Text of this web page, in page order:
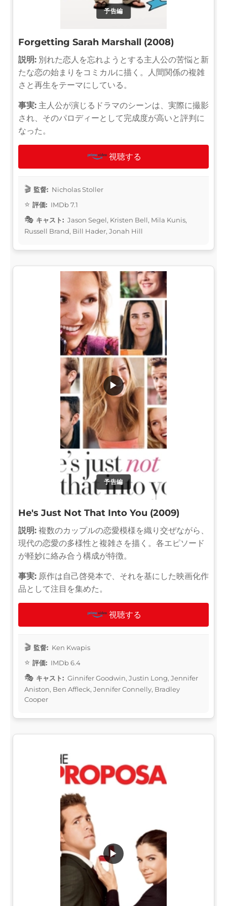
予告編
Forgetting Sarah Marshall (2008)
説明: 別れた恋人を忘れようとする主人公の苦悩と新
たな恋の始まりをコミカルに描く。人間関係の複雑
さと再生をテーマにしている。
事実: 主人公が演じるドラマのシーンは、実際に撮影
され、そのパロディーとして完成度が高いと評判に
なった。
視聴する
監督: Nicholas Stoller
評価: IMDb 7.1
キャスト: Jason Segel, Kristen Bell, Mila Kunis,
Russell Brand, Bill Hader, Jonah Hill
予告編
▶
He's Just Not That Into You (2009)
説明: 複数のカップルの恋愛模様を織り交ぜながら、
現代の恋愛の多様性と複雑さを描く。各エピソード
が軽妙に絡み合う構成が特徴。
事実: 原作は自己啓発本で、それを基にした映画化作
品として注目を集めた。
視聴する
監督: Ken Kwapis
評価: IMDb 6.4
キャスト: Ginnifer Goodwin, Justin Long, Jennifer
Aniston, Ben Affleck, Jennifer Connelly, Bradley
Cooper
▶